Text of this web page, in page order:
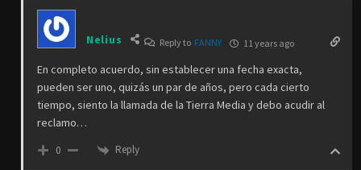
Nelius Reply to FANNY 11 years ago
En completo acuerdo, sin establecer una fecha exacta,
pueden ser uno, quizás un par de años, pero cada cierto
tiempo, siento la llamada de la Tierra Media y debo acudir al
reclamo…
0 Reply